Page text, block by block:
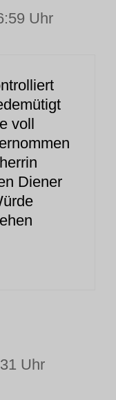
Uhr
voll
Diener
Uhr